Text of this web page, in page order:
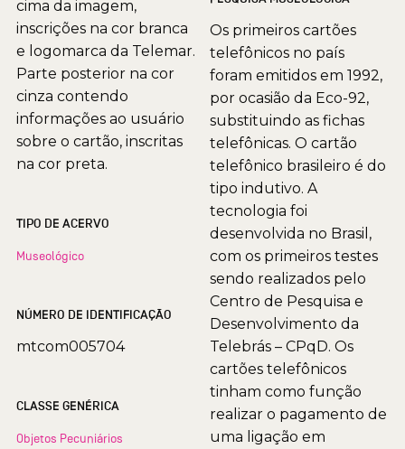
cima da imagem,
inscrições na cor branca
e logomarca da Telemar.
Parte posterior na cor
cinza contendo
informações ao usuário
sobre o cartão, inscritas
na cor preta.
TIPO DE ACERVO
Museológico
NÚMERO DE IDENTIFICAÇÃO
mtcom005704
CLASSE GENÉRICA
Objetos Pecuniários
Os primeiros cartões
telefônicos no país
foram emitidos em 1992,
por ocasião da Eco-92,
substituindo as fichas
telefônicas. O cartão
telefônico brasileiro é do
tipo indutivo. A
tecnologia foi
desenvolvida no Brasil,
com os primeiros testes
sendo realizados pelo
Centro de Pesquisa e
Desenvolvimento da
Telebrás – CPqD. Os
cartões telefônicos
tinham como função
realizar o pagamento de
uma ligação em